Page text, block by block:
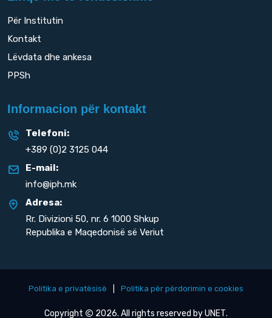
Për Institutin
Kontakt
Lëvdata dhe ankesa
PPSh
Informacion për kontakt
Telefoni:
+389 (0)2 3125 044
E-mail:
info@iph.mk
Adresa:
Rr. Divizioni 50, nr. 6 1000 Shkup
Republika e Maqedonisë së Veriut
Politika e privatësisë Politika për përdorimin e cookies
Copyright 2026. All rights reserved byUNET.